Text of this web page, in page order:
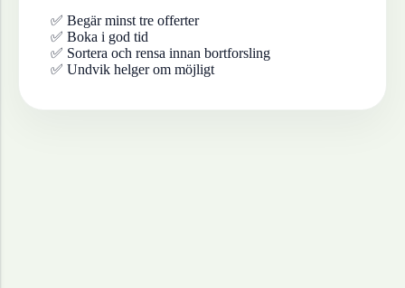
✅ Begär minst tre offerter
✅ Boka i god tid
✅ Sortera och rensa innan bortforsling
✅ Undvik helger om möjligt